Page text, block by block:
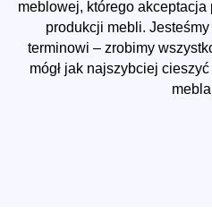
meblowej, którego
produkcji mebli.
terminowi – zrobimy
mógł jak najszybciej